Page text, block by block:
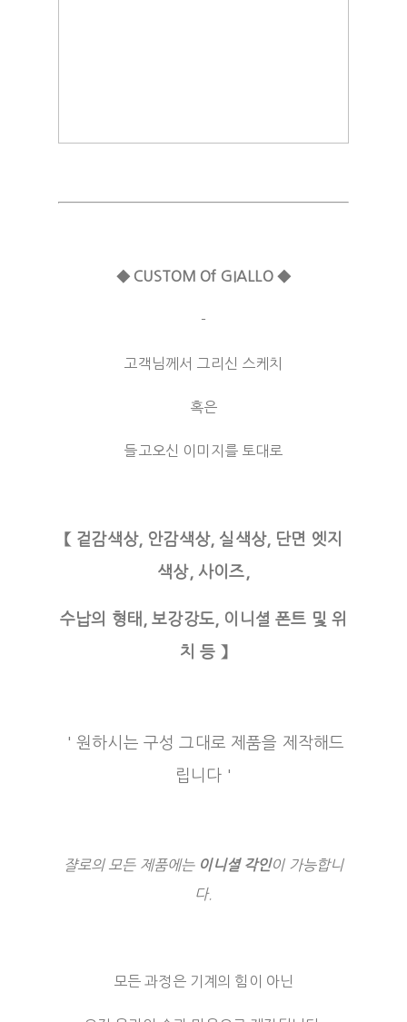
◆ CUSTOM Of GIALLO ◆
-
고객님께서 그리신 스케치
혹은
들고오신 이미지를 토대로
【 겉감색상, 안감색상, 실색상, 단면 엣지
색상, 사이즈,
수납의 형태, 보강강도, 이니셜 폰트 및 위
치 등 】
' 원하시는 구성 그대로 제품을 제작해드
립니다 '
쟐로의 모든 제품에는 이니셜 각인이 가능합니
다.
모든 과정은 기계의 힘이 아닌